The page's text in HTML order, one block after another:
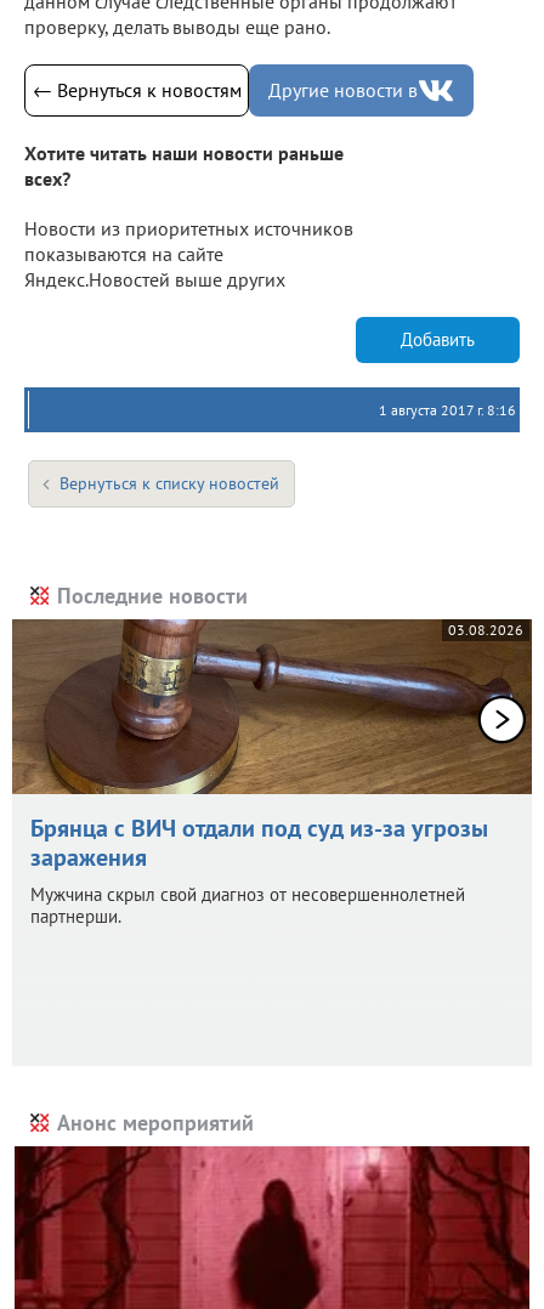
проверку, делать выводы еще рано.
← Вернуться к новостям Другие новости в
Хотите читать наши новости раньше
всех?
Новости из приоритетных источников
показываются на сайте
Яндекс.Новостей выше других
Добавить
1 августа 2017 г. 8:16
Вернуться к списку новостей
Последние новости
03.08.2026
Брянца с ВИЧ отдали под суд из-за угрозы
заражения
Мужчина скрыл свой диагноз от несовершеннолетней
партнерши.
Анонс мероприятий